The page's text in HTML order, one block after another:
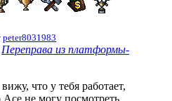
peter8031983
Переправа из платформы-
что у тебя работает,